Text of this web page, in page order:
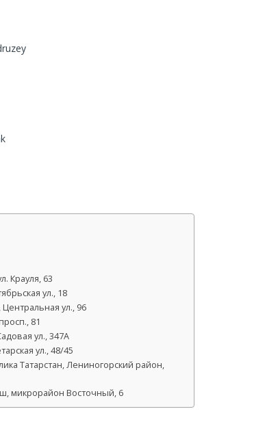
Крауля, 63
ул., 18
ул., 96
81
ул., 347А
ул., 48/45
Татарстан, Лениногорский район,
микрорайон Восточный, 6